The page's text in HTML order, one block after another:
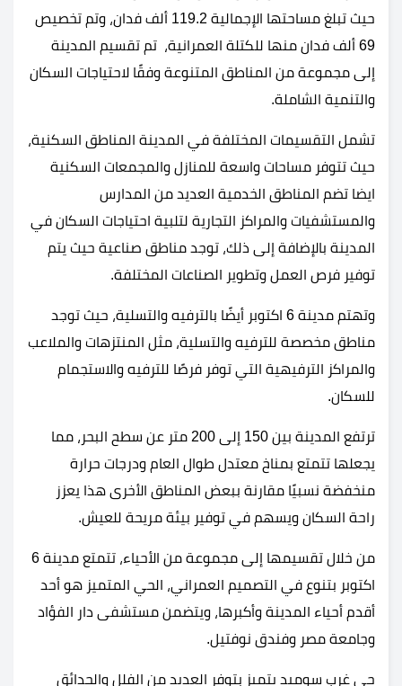
حيث تبلغ مساحتها الإجمالية 119.2 ألف فدان، وتم تخصيص
69 ألف فدان منها للكتلة العمرانية، تم تقسيم المدينة
إلى مجموعة من المناطق المتنوعة وفقًا لاحتياجات السكان
والتنمية الشاملة.
تشمل التقسيمات المختلفة في المدينة المناطق السكنية،
حيث تتوفر مساحات واسعة للمنازل والمجمعات السكنية
ايضا تضم المناطق الخدمية العديد من المدارس
والمستشفيات والمراكز التجارية لتلبية احتياجات السكان في
المدينة بالإضافة إلى ذلك، توجد مناطق صناعية حيث يتم
توفير فرص العمل وتطوير الصناعات المختلفة.
وتهتم مدينة 6 اكتوبر أيضًا بالترفيه والتسلية، حيث توجد
مناطق مخصصة للترفيه والتسلية، مثل المنتزهات والملاعب
والمراكز الترفيهية التي توفر فرصًا للترفيه والاستجمام
للسكان.
ترتفع المدينة بين 150 إلى 200 متر عن سطح البحر، مما
يجعلها تتمتع بمناخ معتدل طوال العام ودرجات حرارة
منخفضة نسبيًا مقارنة ببعض المناطق الأخرى هذا يعزز
راحة السكان ويسهم في توفير بيئة مريحة للعيش.
من خلال تقسيمها إلى مجموعة من الأحياء، تتمتع مدينة 6
اكتوبر بتنوع في التصميم العمراني، الحي المتميز هو أحد
أقدم أحياء المدينة وأكبرها، ويتضمن مستشفى دار الفؤاد
وجامعة مصر وفندق نوفتيل.
حي غرب سوميد يتميز بتوفر العديد من الفلل والحدائق